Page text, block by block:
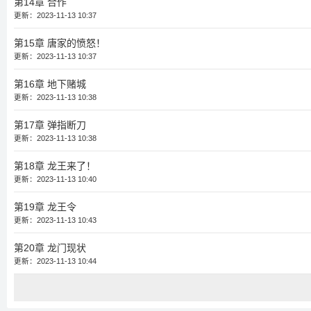
更新：2023-11-13 10:37
第15章 唐家的愤怒！
更新：2023-11-13 10:37
第16章 地下赌城
更新：2023-11-13 10:38
第17章 弹指断刀
更新：2023-11-13 10:38
第18章 龙王来了！
更新：2023-11-13 10:40
第19章 龙王令
更新：2023-11-13 10:43
第20章 龙门现状
更新：2023-11-13 10:44